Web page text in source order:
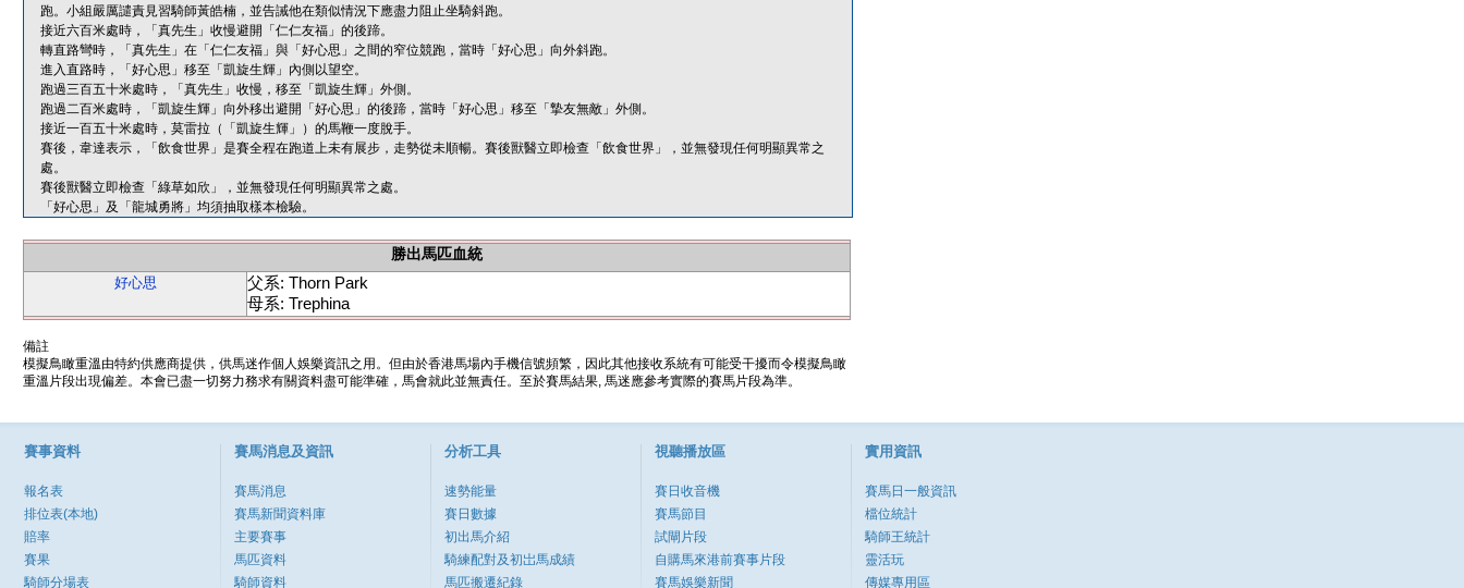
跑。小組嚴厲譴責見習騎師黃皓楠，並告誡他在類似情況下應盡力阻止坐騎斜跑。
接近六百米處時，「真先生」收慢避開「仁仁友福」的後蹄。
轉直路彎時，「真先生」在「仁仁友福」與「好心思」之間的窄位競跑，當時「好心思」向外斜跑。
進入直路時，「好心思」移至「凱旋生輝」內側以望空。
跑過三百五十米處時，「真先生」收慢，移至「凱旋生輝」外側。
跑過二百米處時，「凱旋生輝」向外移出避開「好心思」的後蹄，當時「好心思」移至「摯友無敵」外側。
接近一百五十米處時，莫雷拉（「凱旋生輝」）的馬鞭一度脫手。
賽後，韋達表示，「飲食世界」是賽全程在跑道上未有展步，走勢從未順暢。賽後獸醫立即檢查「飲食世界」，並無發現任何明顯異常之
處。
賽後獸醫立即檢查「綠草如欣」，並無發現任何明顯異常之處。
「好心思」及「龍城勇將」均須抽取樣本檢驗。
勝出馬匹血統
好心思
父系: Thorn Park
母系: Trephina
備註
模擬鳥瞰重溫由特約供應商提供，供馬迷作個人娛樂資訊之用。但由於香港馬場內手機信號頻繁，因此其他接收系統有可能受干擾而令模擬鳥瞰
重溫片段出現偏差。本會已盡一切努力務求有關資料盡可能準確，馬會就此並無責任。至於賽馬結果, 馬迷應參考實際的賽馬片段為準。
賽事資料
報名表
排位表(本地)
賠率
賽果
騎師分場表
賽馬消息及資訊
賽馬消息
賽馬新聞資料庫
主要賽事
馬匹資料
騎師資料
分析工具
速勢能量
賽日數據
初出馬介紹
騎練配對及初岀馬成績
馬匹搬遷紀錄
視聽播放區
賽日收音機
賽馬節目
試閘片段
自購馬來港前賽事片段
賽馬娛樂新聞
實用資訊
賽馬日一般資訊
檔位統計
騎師王統計
靈活玩
傳媒專用區